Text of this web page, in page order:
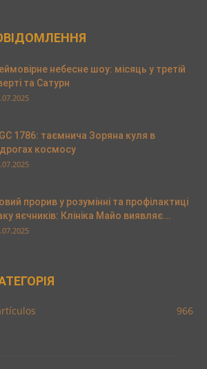
небесне шоу: місяць у третій
та Сатурн
1786: таємнича Зоряна куля в
космосу
прорив у розумінні та профілактиці
яєчників: Клініка Майо виявляє...
966